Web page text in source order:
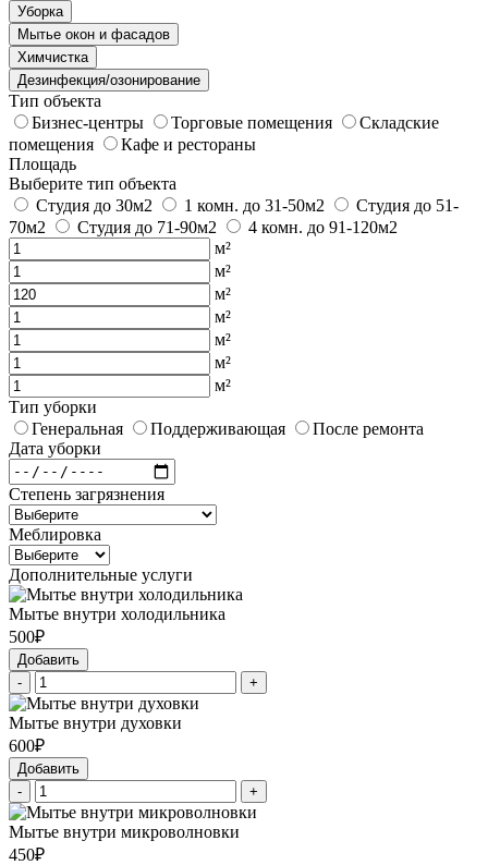
Уборка
Мытье окон и фасадов
Химчистка
Дезинфекция/озонирование
Тип объекта
Бизнес-центры
Торговые помещения
Складские
помещения
Кафе и рестораны
Площадь
Выберите тип объекта
Студия до 30м2
1 комн. до 31-50м2
Студия до 51-
70м2
Студия до 71-90м2
4 комн. до 91-120м2
м²
м²
м²
м²
м²
м²
м²
Тип уборки
Генеральная
Поддерживающая
После ремонта
Дата уборки
Степень загрязнения
Меблировка
Дополнительные услуги
Мытье внутри холодильника
500₽
Добавить
-
+
Мытье внутри духовки
600₽
Добавить
-
+
Мытье внутри микроволновки
450₽